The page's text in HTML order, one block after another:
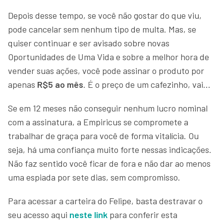
Depois desse tempo, se você não gostar do que viu,
pode cancelar sem nenhum tipo de multa. Mas, se
quiser continuar e ser avisado sobre novas
Oportunidades de Uma Vida e sobre a melhor hora de
vender suas ações, você pode assinar o produto por
apenas R$5 ao mês. É o preço de um cafezinho, vai...
Se em 12 meses não conseguir nenhum lucro nominal
com a assinatura, a Empiricus se compromete a
trabalhar de graça para você de forma vitalícia. Ou
seja, há uma confiança muito forte nessas indicações.
Não faz sentido você ficar de fora e não dar ao menos
uma espiada por sete dias, sem compromisso.
Para acessar a carteira do Felipe, basta destravar o
seu acesso aqui neste link para conferir esta